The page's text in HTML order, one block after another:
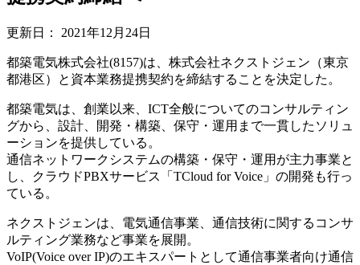
更新日： 2021年12月24日
都築電気株式会社(8157)は、株式会社ネクストジェン（東京
都港区）と資本業務提携契約を締結することを決定した。
都築電気は、創業以来、ICT全般についてのコンサルティン
グから、設計、開発・構築、保守・運用まで一貫したソリュ
ーションを提供している。
通信ネットワークシステムの構築・保守・運用が主力事業と
し、クラウドPBXサービス「TCloud for Voice」の開発も行っ
ている。
ネクストジェンは、電気通信事業、通信技術に関するコンサ
ルティング業務など事業を展開。
VoIP(Voice over IP)のエキスパートとして通信事業者向け通信